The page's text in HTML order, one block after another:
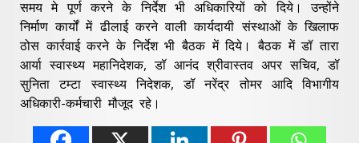
समय मे पूर्ण करने के निर्देश भी अधिकारियों को दिये। उन्होंने
निर्माण कार्यों में ढीलाई करने वाली कार्यदायी संस्थाओं के खिलाफ
ठोस कार्रवाई करने के निर्देश भी बैठक में दिये। बैठक में डॉ तारा
आर्या स्वास्थ्य महानिदेशक, डॉ आनंद श्रीवास्तव अपर सचिव, डॉ
सुनिता टम्टा स्वास्थ्य निदेशक, डॉ नरेंद्र तोमर आदि विभागीय
अधिकारी-कर्मचारी मौजूद रहे।